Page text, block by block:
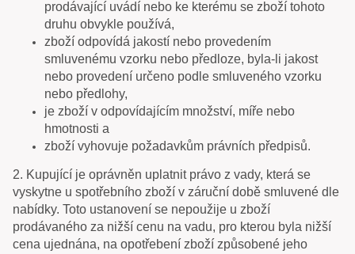
prodávající uvádí nebo ke kterému se zboží tohoto
druhu obvykle používá,
zboží odpovídá jakostí nebo provedením
smluvenému vzorku nebo předloze, byla-li jakost
nebo provedení určeno podle smluveného vzorku
nebo předlohy,
je zboží v odpovídajícím množství, míře nebo
hmotnosti a
zboží vyhovuje požadavkům právních předpisů.
2. Kupující je oprávněn uplatnit právo z vady, která se
vyskytne u spotřebního zboží v záruční době smluvené dle
nabídky. Toto ustanovení se nepoužije u zboží
prodávaného za nižší cenu na vadu, pro kterou byla nižší
cena ujednána, na opotřebení zboží způsobené jeho